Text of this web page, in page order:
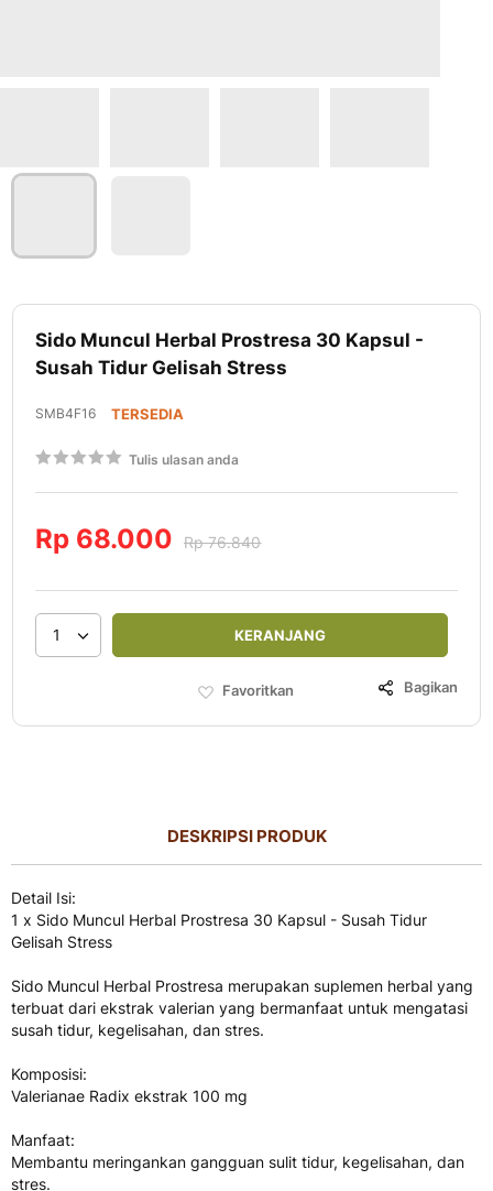
Sido Muncul Herbal Prostresa 30 Kapsul -
Susah Tidur Gelisah Stress
SMB4F16 TERSEDIA
Bagikan
Rating:
60
% of 100
Tulis ulasan anda
Rp 68.000 Rp 76.840
1 KERANJANG
Favoritkan
Lewati
awal
galeri
DESKRIPSI PRODUK
Detail Isi:
1 x Sido Muncul Herbal Prostresa 30 Kapsul - Susah Tidur
Gelisah Stress
Sido Muncul Herbal Prostresa merupakan suplemen herbal yang
terbuat dari ekstrak valerian yang bermanfaat untuk mengatasi
susah tidur, kegelisahan, dan stres.
Komposisi:
Valerianae Radix ekstrak 100 mg
Manfaat:
Membantu meringankan gangguan sulit tidur, kegelisahan, dan
stres.